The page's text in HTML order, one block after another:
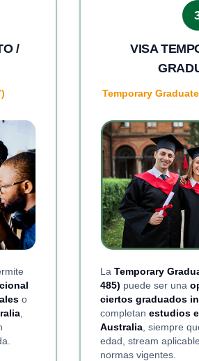
/
o
,
VISA
Temporary
La Temporary
485) puede ser una
ciertos graduados
completan estudios
Australia, siempre
edad, stream
normas vigentes.